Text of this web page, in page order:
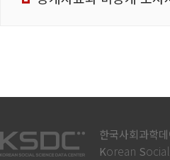
한국사회과학
Korean S